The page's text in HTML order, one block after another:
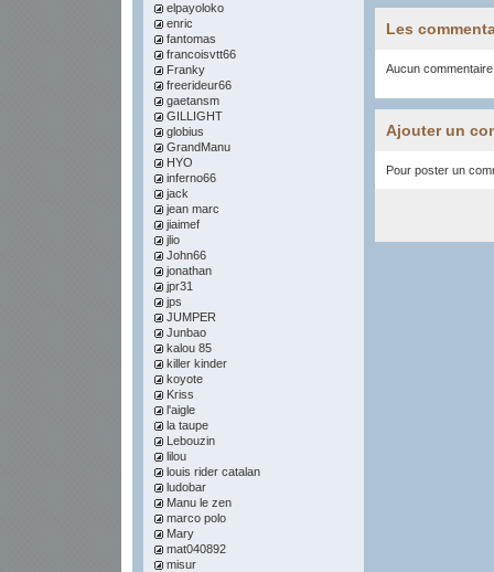
elpayoloko
enric
fantomas
francoisvtt66
Franky
freerideur66
gaetansm
GILLIGHT
globius
GrandManu
HYO
inferno66
jack
jean marc
jiaimef
jlio
John66
jonathan
jpr31
jps
JUMPER
Junbao
kalou 85
killer kinder
koyote
Kriss
l'aigle
la taupe
Lebouzin
lilou
louis rider catalan
ludobar
Manu le zen
marco polo
Mary
mat040892
misur
Les
Aucun
Ajouter un
Pour poster un